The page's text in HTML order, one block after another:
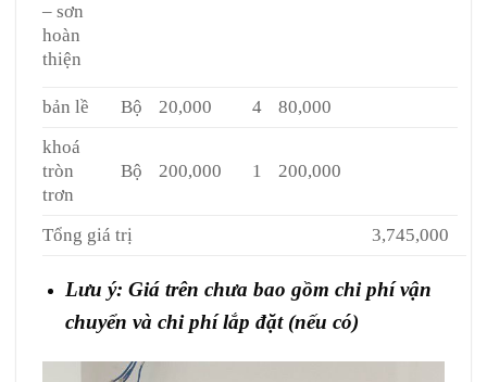
– sơn
hoàn
thiện
bản lề Bộ 20,000 4
80,000
khoá
tròn
trơn
Bộ 200,000 1 200,000
Tổng giá trị 3,745,000
Lưu ý: Giá trên chưa bao gồm chi phí vận
chuyển và chi phí lắp đặt (nếu có)